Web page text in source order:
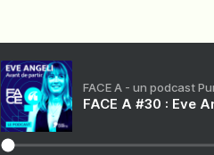
FACE A - un podcast
FACE A #30 : Eve